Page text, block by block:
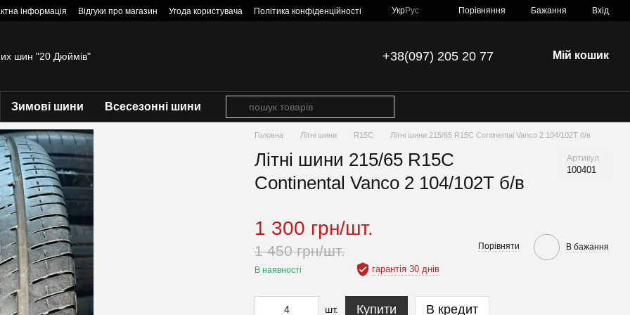
інформація Відгуки про магазин Угода користувача Політика конфіденційності УкрРус Порівняння Бажання Вхід
шин "20 Дюймів" +38(097) 205 20 77 Мій кошик
Зимові шини Всесезонні шини
Головна Літні шини R15C Літні шини 215/65 R15C Continental Vanco 2 104/102T б/в
Літні шини 215/65 R15C
Continental Vanco 2 104/102T б/в
Артикул
100401
1 300 грн/шт.
1 450 грн/шт.
гарантія 30 днів
В наявності
Порівняти В бажання
шт. Купити
В кредит